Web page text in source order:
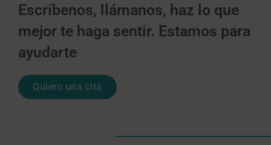
Escríbenos, llámanos, haz lo que
mejor te haga sentir. Estamos para
ayudarte
Quiero una cita